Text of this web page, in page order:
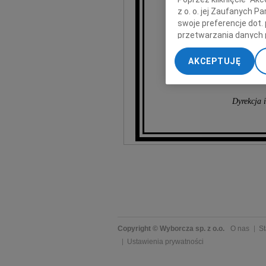
z
Dyrekcja
Copyright © Wyborcza sp. z o.o. O nas
Ustawienia prywatności
z o. o. jej Zaufanych
swoje preferencje dot.
przetwarzania danych
„Ustawienia
My, nasi Zaufani
dokładnych danych
Przechowywanie
treści, badnie
AKCEPTUJĘ